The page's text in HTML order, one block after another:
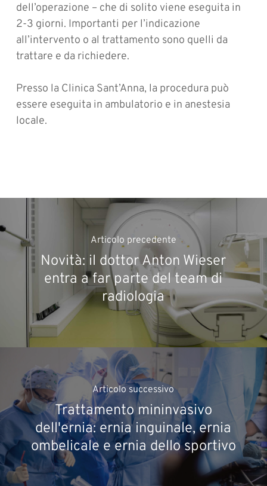
dell’operazione – che di solito viene eseguita in
2-3 giorni. Importanti per l’indicazione
all’intervento o al trattamento sono quelli da
trattare e da richiedere.
Presso la Clinica Sant’Anna, la procedura può
essere eseguita in ambulatorio e in anestesia
locale.
Articolo precedente
Novità: il dottor Anton Wieser
entra a far parte del team di
radiologia
Articolo successivo
Trattamento mininvasivo
dell'ernia: ernia inguinale, ernia
ombelicale e ernia dello sportivo